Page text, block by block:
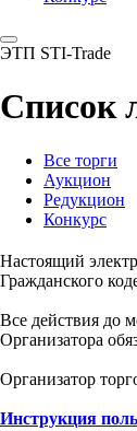
ЭТП STI-Trade
Список
Все торги
Аукцион
Редукцион
Конкурс
Настоящий
Гражданского
Все действия до
Организатора
Организатор
Инструкция